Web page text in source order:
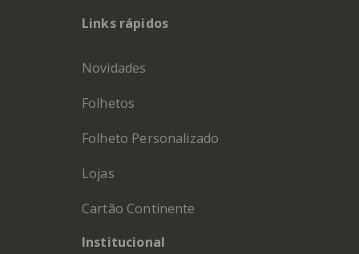
Links rápidos
Novidades
Folhetos
Folheto Personalizado
Lojas
Cartão Continente
Institucional